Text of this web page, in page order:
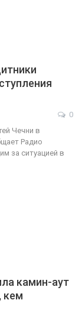
0
Чечни в
Радио
за ситуацией в
камин-аут
кем